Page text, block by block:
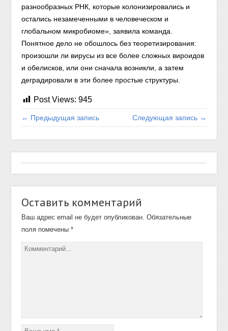
разнообразных РНК, которые колонизировались и
остались незамеченными в человеческом и
глобальном микробиоме», заявила команда.
Понятное дело не обошлось без теоретизирования:
произошли ли вирусы из все более сложных вироидов
и обелисков, или они сначала возникли, а затем
деградировали в эти более простые структуры.
Post Views: 945
← Предыдущая запись Следующая запись →
Оставить комментарий
Ваш адрес email не будет опубликован. Обязательные
поля помечены*